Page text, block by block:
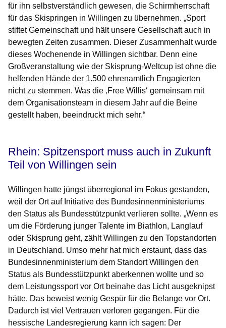
für ihn selbstverständlich gewesen, die Schirmherrschaft
für das Skispringen in Willingen zu übernehmen. „Sport
stiftet Gemeinschaft und hält unsere Gesellschaft auch in
bewegten Zeiten zusammen. Dieser Zusammenhalt wurde
dieses Wochenende in Willingen sichtbar. Denn eine
Großveranstaltung wie der Skisprung-Weltcup ist ohne die
helfenden Hände der 1.500 ehrenamtlich Engagierten
nicht zu stemmen. Was die ‚Free Willis‘ gemeinsam mit
dem Organisationsteam in diesem Jahr auf die Beine
gestellt haben, beeindruckt mich sehr.“
Rhein: Spitzensport muss auch in Zukunft
Teil von Willingen sein
Willingen hatte jüngst überregional im Fokus gestanden,
weil der Ort auf Initiative des Bundesinnenministeriums
den Status als Bundesstützpunkt verlieren sollte. „Wenn es
um die Förderung junger Talente im Biathlon, Langlauf
oder Skisprung geht, zählt Willingen zu den Topstandorten
in Deutschland. Umso mehr hat mich erstaunt, dass das
Bundesinnenministerium dem Standort Willingen den
Status als Bundesstützpunkt aberkennen wollte und so
dem Leistungssport vor Ort beinahe das Licht ausgeknipst
hätte. Das beweist wenig Gespür für die Belange vor Ort.
Dadurch ist viel Vertrauen verloren gegangen. Für die
hessische Landesregierung kann ich sagen: Der